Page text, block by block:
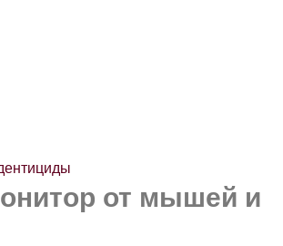
от мышей и